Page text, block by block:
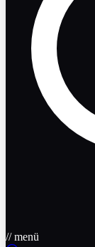
// menü